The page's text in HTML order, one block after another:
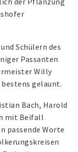
Schülern des
Passanten
Willy
gelaunt.
Bach, Harold
mit Beifall
passende Worte